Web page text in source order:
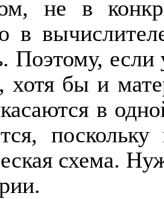
не в
в
Поэтому,
хотя бы и
в
схема.